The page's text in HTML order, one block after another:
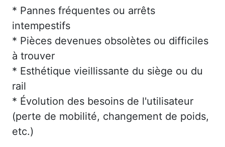
* Pannes fréquentes ou arrêts
intempestifs
* Pièces devenues obsolètes ou difficiles
à trouver
* Esthétique vieillissante du siège ou du
rail
* Évolution des besoins de l'utilisateur
(perte de mobilité, changement de poids,
etc.)